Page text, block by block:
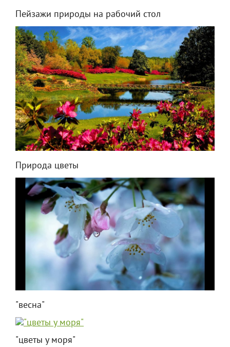
Пейзажи природы на рабочий стол
Природа цветы
"весна"
"цветы у моря"